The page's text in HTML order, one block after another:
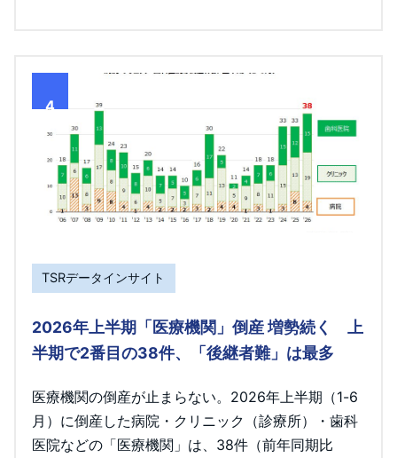
4
TSRデータインサイト
2026年上半期「医療機関」倒産 増勢続く 上
半期で2番目の38件、「後継者難」は最多
医療機関の倒産が止まらない。2026年上半期（1-6
月）に倒産した病院・クリニック（診療所）・歯科
医院などの「医療機関」は、38件（前年同期比